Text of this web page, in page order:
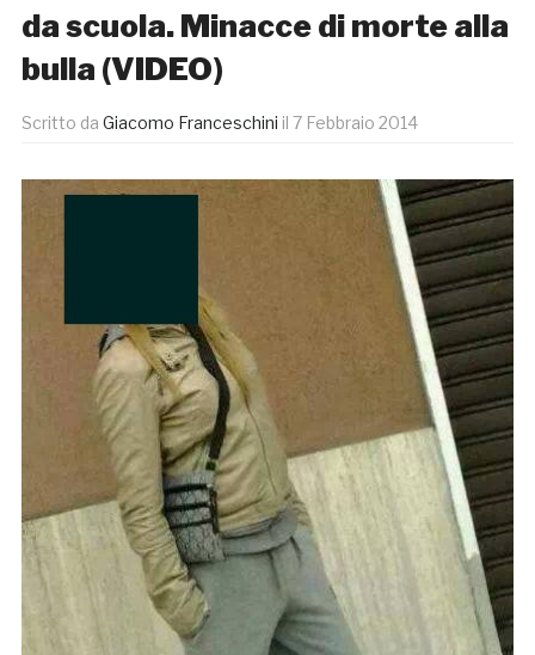
da scuola. Minacce di morte alla
bulla (VIDEO)
Scritto da Giacomo Franceschini il 7 Febbraio 2014